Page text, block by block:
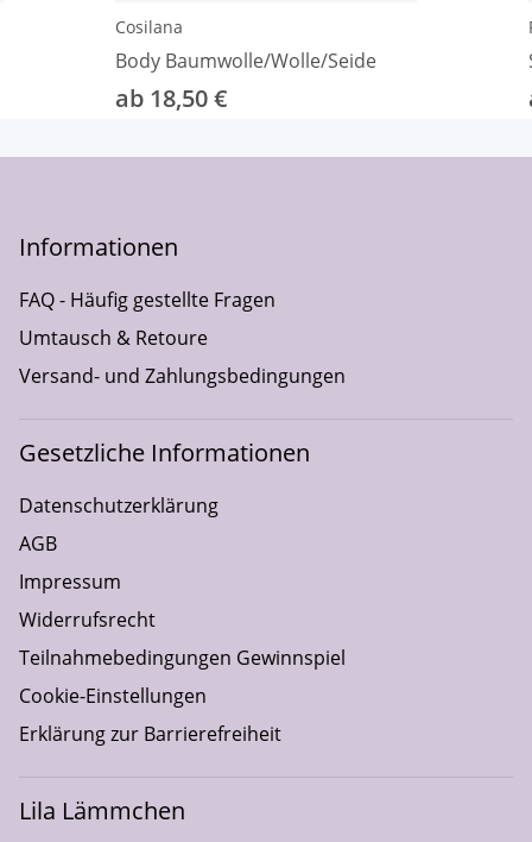
Cosilana
Body Baumwolle/Wolle/Seide
ab 18,50 €
Informationen
FAQ - Häufig gestellte Fragen
Umtausch & Retoure
Versand- und Zahlungsbedingungen
Gesetzliche Informationen
Datenschutzerklärung
AGB
Impressum
Widerrufsrecht
Teilnahmebedingungen Gewinnspiel
Cookie-Einstellungen
Erklärung zur Barrierefreiheit
Lila Lämmchen